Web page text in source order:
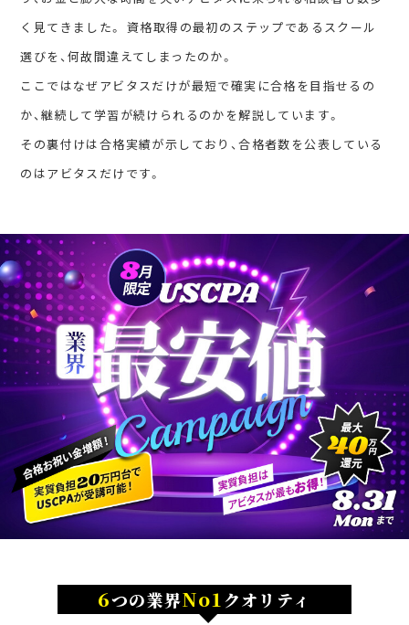
く見てきました。 資格取得の最初のステップであるスクール
選びを、何故間違えてしまったのか。
ここではなぜアビタスだけが最短で確実に合格を目指せるの
か、継続して学習が続けられるのかを解説しています。
その裏付けは合格実績が示しており、合格者数を公表している
のはアビタスだけです。
6つの業界No1クオリティ